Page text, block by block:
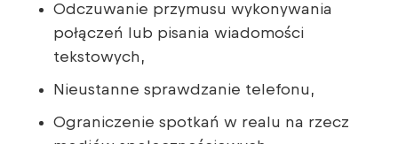
Odczuwanie przymusu wykonywania
połączeń lub pisania wiadomości
tekstowych,
Nieustanne sprawdzanie telefonu,
Ograniczenie spotkań w realu na rzecz